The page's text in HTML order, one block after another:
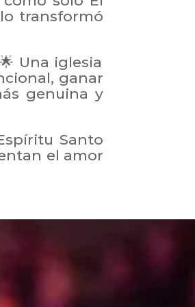
transformó
Una iglesia
ganar
genuina y
Santo
el amor